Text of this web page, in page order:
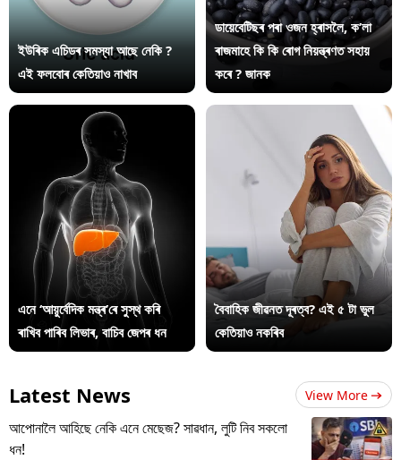
ইউৰিক এচিডৰ সমস্যা আছে নেকি ?
এই ফলবোৰ কেতিয়াও নাখাব
ডায়েবেটিছৰ পৰা ওজন হ্ৰাসলৈ, ক’লা
ৰাজমাহে কি কি ৰোগ নিয়ন্ত্ৰণত সহায়
কৰে ? জানক
এনে ‘আয়ুৰ্বেদিক মন্ত্ৰ’ৰে সুস্থ কৰি
ৰাখিব পাৰিব লিভাৰ, বাচিব জেপৰ ধন
বৈবাহিক জীৱনত দূৰত্ব? এই ৫ টা ভুল
কেতিয়াও নকৰিব
Latest News View More
আপোনালৈ আহিছে নেকি এনে মেছেজ? সাৱধান, লুটি নিব সকলো
ধন!